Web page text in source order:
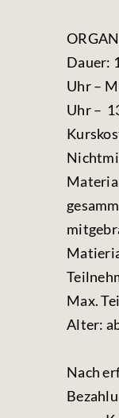
Dauer:
Uhr –
Uhr –
Max.
Alter:
Nach